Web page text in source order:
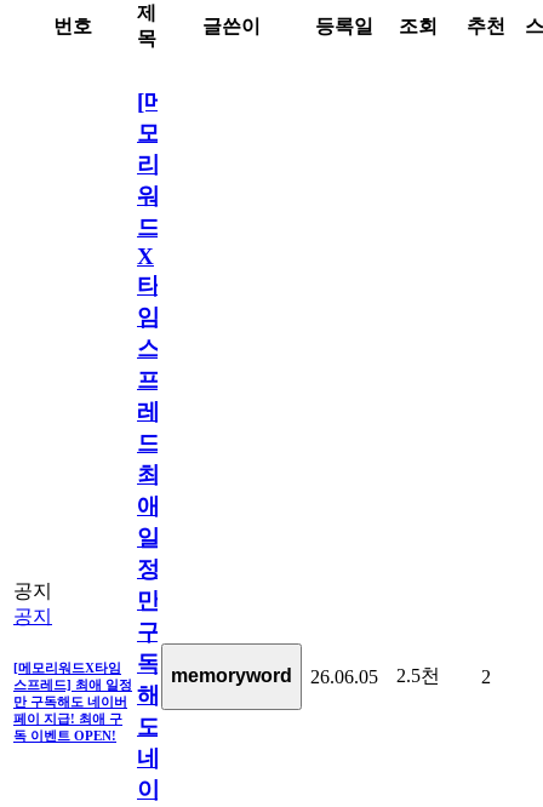
번호
제
목
글쓴이 등록일 조회 추천
공지
공지
[메모리워드X타임
스프레드] 최애 일정
만 구독해도 네이버
페이 지급! 최애 구
독 이벤트 OPEN!
[메
모
리
워
드
X
타
임
스
프
레
드]
최
애
일
정
만
구
독
해
도
네
이
memoryword 26.06.05 2.5천 2